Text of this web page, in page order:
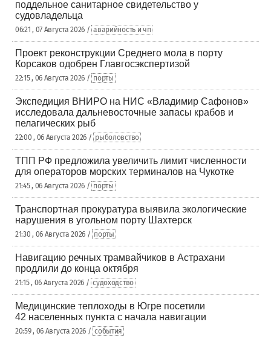
поддельное санитарное свидетельство у
судовладельца
06:21 , 07 Августа 2026 / аварийность и чп
Проект реконструкции Среднего мола в порту
Корсаков одобрен Главгосэкспертизой
22:15 , 06 Августа 2026 / порты
Экспедиция ВНИРО на НИС «Владимир Сафонов»
исследовала дальневосточные запасы крабов и
пелагических рыб
22:00 , 06 Августа 2026 / рыболовство
ТПП РФ предложила увеличить лимит численности
для операторов морских терминалов на Чукотке
21:45 , 06 Августа 2026 / порты
Транспортная прокуратура выявила экологические
нарушения в угольном порту Шахтерск
21:30 , 06 Августа 2026 / порты
Навигацию речных трамвайчиков в Астрахани
продлили до конца октября
21:15 , 06 Августа 2026 / судоходство
Медицинские теплоходы в Югре посетили
42 населенных пункта с начала навигации
20:59 , 06 Августа 2026 / события